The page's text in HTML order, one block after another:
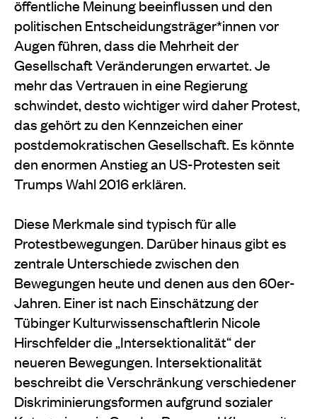
öffentliche Meinung beeinflussen und den
politischen Entscheidungsträger*innen vor
Augen führen, dass die Mehrheit der
Gesellschaft Veränderungen erwartet. Je
mehr das Vertrauen in eine Regierung
schwindet, desto wichtiger wird daher Protest,
das gehört zu den Kennzeichen einer
postdemokratischen Gesellschaft. Es könnte
den enormen Anstieg an US-Protesten seit
Trumps Wahl 2016 erklären.
Diese Merkmale sind typisch für alle
Protestbewegungen. Darüber hinaus gibt es
zentrale Unterschiede zwischen den
Bewegungen heute und denen aus den 60er-
Jahren. Einer ist nach Einschätzung der
Tübinger Kulturwissenschaftlerin Nicole
Hirschfelder die „Intersektionalität“ der
neueren Bewegungen. Intersektionalität
beschreibt die Verschränkung verschiedener
Diskriminierungsformen aufgrund sozialer